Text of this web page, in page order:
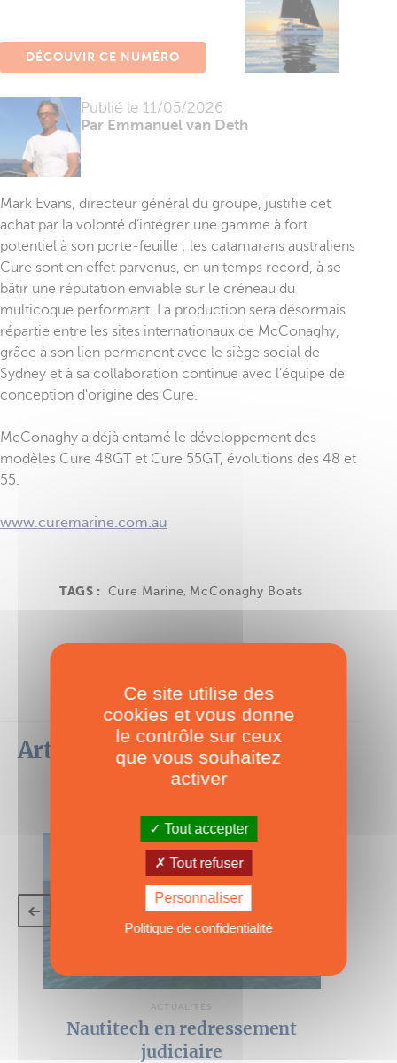
Publié le 11/05/2026
Par Emmanuel van Deth
DÉCOUVIR CE NUMÉRO
Mark Evans, directeur général du groupe, justifie cet
achat par la volonté d’intégrer une gamme à fort
potentiel à son porte-feuille ; les catamarans australiens
Cure sont en effet parvenus, en un temps record, à se
bâtir une réputation enviable sur le créneau du
multicoque performant. La production sera désormais
répartie entre les sites internationaux de McConaghy,
grâce à son lien permanent avec le siège social de
Sydney et à sa collaboration continue avec l'équipe de
conception d'origine des Cure.
McConaghy a déjà entamé le développement des
modèles Cure 48GT et Cure 55GT, évolutions des 48 et
55.
www.curemarine.com.au
TAGS : Cure Marine, McConaghy Boats
Articles les plus lus dans cette
catégorie
ACTUALITÉS
Nautitech en redressement
judiciaire
Ce site utilise des
cookies et vous donne
le contrôle sur ceux
que vous souhaitez
activer
Tout accepter
Tout refuser
Personnaliser
Politique de confidentialité